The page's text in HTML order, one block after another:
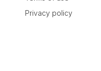
Privacy policy